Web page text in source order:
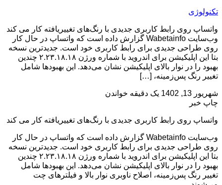
تکنولوژی
واتساپ روی رابط کاربری جدیدی با رنگ‌های تغییریافته کار می کند
وب‌سایت Wabetainfo گزارش داده است که واتساپ در حال کار
روی طراحی جدیدی برای رابط کاربری خود است. جدیدترین نسخه
بتا این اپلیکیشن برای اندروید با شماره ورژن ۲.۲۳.۱۸.۱۸ چندین
بهبود را در نوار بالای اپلیکیشن نشان می‌دهد. این بهبودها شامل
تغییر رنگ پس‌زمینه، […]
شهریور 13, 1402
یک دقیقه خواندن
چاپ خبر
واتساپ روی رابط کاربری جدیدی با رنگ‌های تغییریافته کار می کند
وب‌سایت Wabetainfo گزارش داده است که واتساپ در حال کار
روی طراحی جدیدی برای رابط کاربری خود است. جدیدترین نسخه
بتا این اپلیکیشن برای اندروید با شماره ورژن ۲.۲۳.۱۸.۱۸ چندین
بهبود را در نوار بالای اپلیکیشن نشان می‌دهد. این بهبودها شامل
تغییر رنگ پس‌زمینه، اصلاح ناوبری نوار بالا و فیلترهای چت